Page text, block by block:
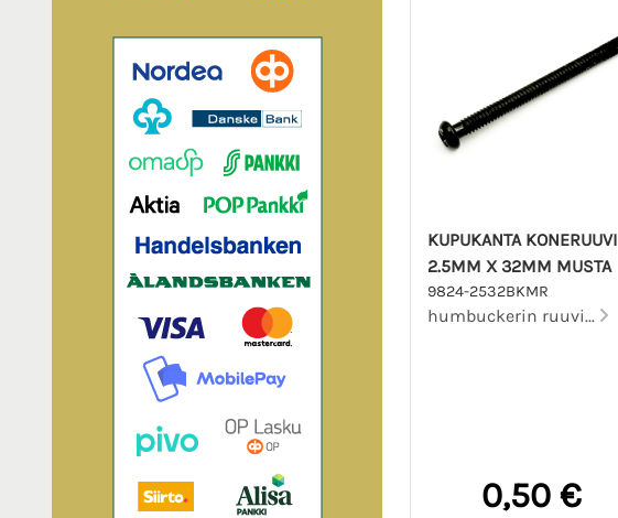
KUPUKANTA KONERUUVI
2.5MM X 32MM MUSTA
9824-2532BKMR
humbuckerin ruuvi...
0,50 €